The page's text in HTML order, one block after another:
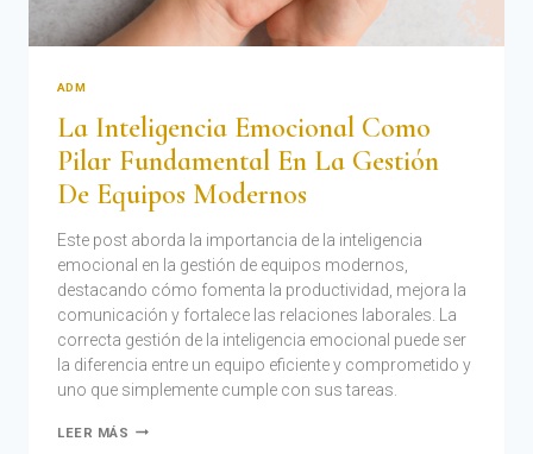
ADM
La Inteligencia Emocional Como
Pilar Fundamental En La Gestión
De Equipos Modernos
Este post aborda la importancia de la inteligencia
emocional en la gestión de equipos modernos,
destacando cómo fomenta la productividad, mejora la
comunicación y fortalece las relaciones laborales. La
correcta gestión de la inteligencia emocional puede ser
la diferencia entre un equipo eficiente y comprometido y
uno que simplemente cumple con sus tareas.
LEER MÁS